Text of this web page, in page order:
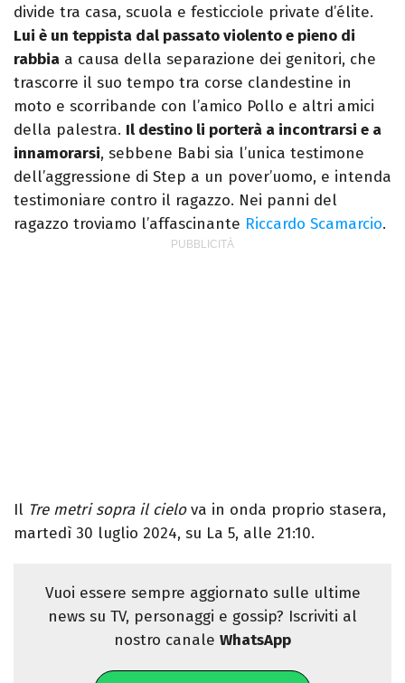
divide tra casa, scuola e festicciole private d’élite.
Lui è un teppista dal passato violento e pieno di
rabbia a causa della separazione dei genitori, che
trascorre il suo tempo tra corse clandestine in
moto e scorribande con l’amico Pollo e altri amici
della palestra. Il destino li porterà a incontrarsi e a
innamorarsi, sebbene Babi sia l’unica testimone
dell’aggressione di Step a un pover’uomo, e intenda
testimoniare contro il ragazzo. Nei panni del
ragazzo troviamo l’affascinante Riccardo Scamarcio.
Il Tre metri sopra il cielova in onda proprio stasera,
martedì 30 luglio 2024, su La 5, alle 21:10.
Vuoi essere sempre aggiornato sulle ultime
news su TV, personaggi e gossip? Iscriviti al
nostro canale WhatsApp